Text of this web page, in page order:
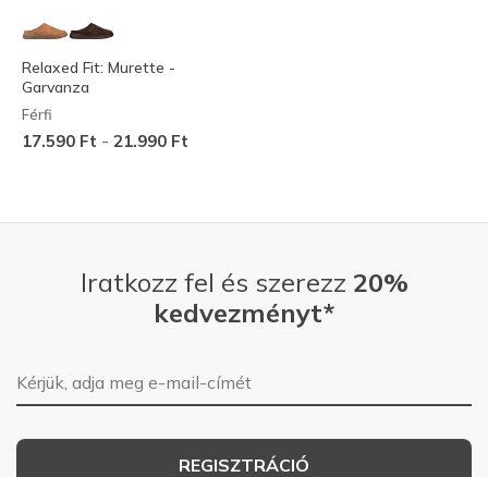
Relaxed Fit: Murette -
Garvanza
Férfi
17.590 Ft - 21.990 Ft
Iratkozz fel és szerezz 20%
kedvezményt*
E-mail-cím
REGISZTRÁCIÓ